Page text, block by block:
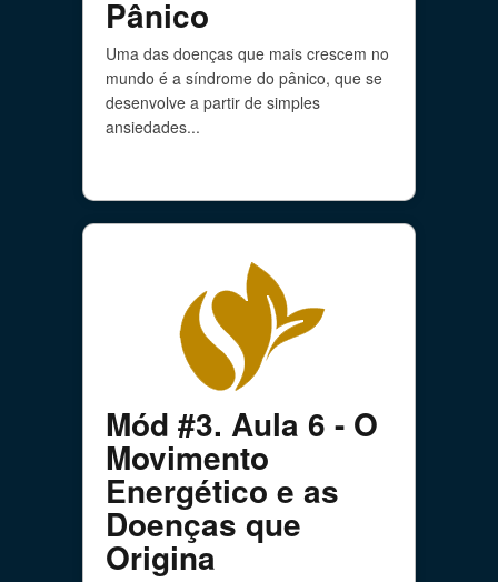
Pânico
Uma das doenças que mais crescem no
mundo é a síndrome do pânico, que se
desenvolve a partir de simples
ansiedades...
Mód #3. Aula 6 - O
Movimento
Energético e as
Doenças que
Origina